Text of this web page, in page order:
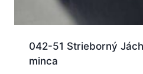
042-51 Strieborný
minca